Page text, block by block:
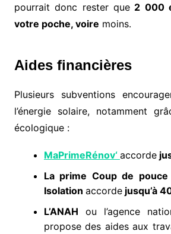
pourrait donc rester que2 000
votre poche, voire moins.
Aides financières
Plusieurs subventions
l’énergie solaire, notamment
écologique :
MaPrimeRénov‘ accorde
La prime Coup de
Isolation accordejusqu’à
L’ANAH ou l’agence
propose des aides aux